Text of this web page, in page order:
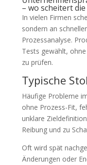
– wo scheitert
In vielen Firmen
sondern an
Prozessanalyse.
Tests gewählt,
zu prüfen.
Typische
Häufige Probleme
ohne Prozess-Fit,
unklare
Reibung und zu
Oft wird spät
Änderungen oder